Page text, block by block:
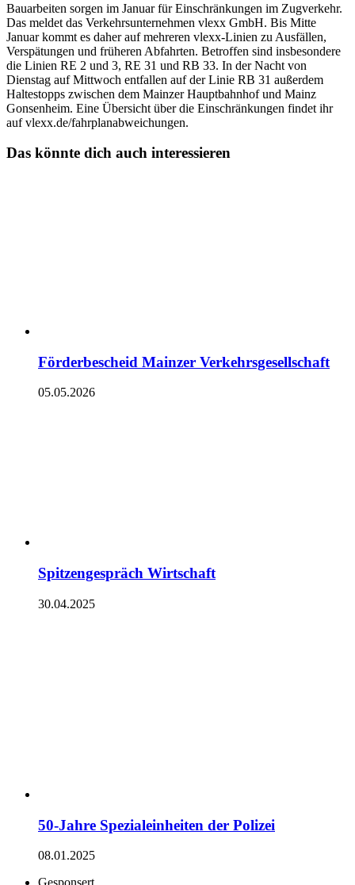
Bauarbeiten sorgen im Januar für Einschränkungen im Zugverkehr.
Das meldet das Verkehrsunternehmen vlexx GmbH. Bis Mitte
Januar kommt es daher auf mehreren vlexx-Linien zu Ausfällen,
Verspätungen und früheren Abfahrten. Betroffen sind insbesondere
die Linien RE 2 und 3, RE 31 und RB 33. In der Nacht von
Dienstag auf Mittwoch entfallen auf der Linie RB 31 außerdem
Haltestopps zwischen dem Mainzer Hauptbahnhof und Mainz
Gonsenheim. Eine Übersicht über die Einschränkungen findet ihr
auf vlexx.de/fahrplanabweichungen.
Das könnte dich auch interessieren
Förderbescheid Mainzer Verkehrsgesellschaft
05.05.2026
Spitzengespräch Wirtschaft
30.04.2025
50-Jahre Spezialeinheiten der Polizei
08.01.2025